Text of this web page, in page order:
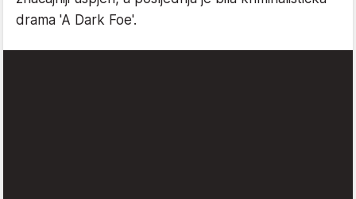
drama 'A Dark Foe'.